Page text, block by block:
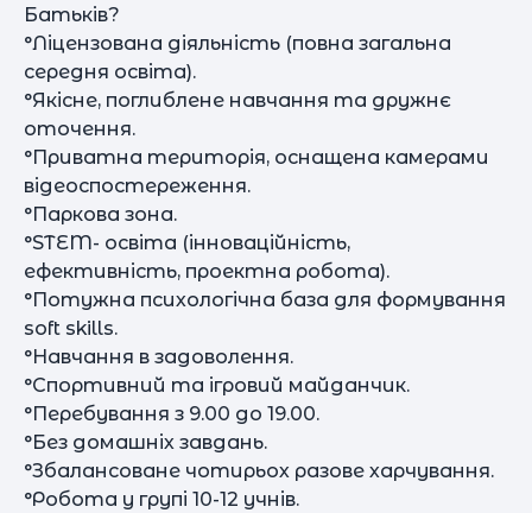
Батьків?
°Ліцензована діяльність (повна загальна
середня освіта).
°Якісне, поглиблене навчання та дружнє
оточення.
°Приватна територія, оснащена камерами
відеоспостереження.
°Паркова зона.
°STEM- освіта (інноваційність,
ефективність, проектна робота).
°Потужна психологічна база для формування
soft skills.
°Навчання в задоволення.
°Спортивний та ігровий майданчик.
°Перебування з 9.00 до 19.00.
°Без домашніх завдань.
°Збалансоване чотирьох разове харчування.
°Робота у групі 10-12 учнів.